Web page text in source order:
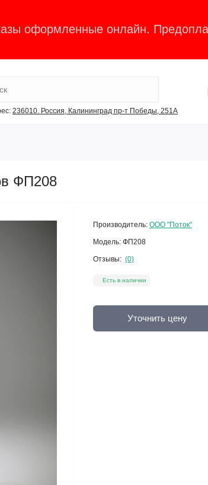
оформленные онлайн.
236010. Россия, Калининград пр-т Победы, 251А
ФП208
Производитель: ООО "Поток"
Модель: ФП208
Отзывы: (0)
Есть в наличии
Уточнить цену